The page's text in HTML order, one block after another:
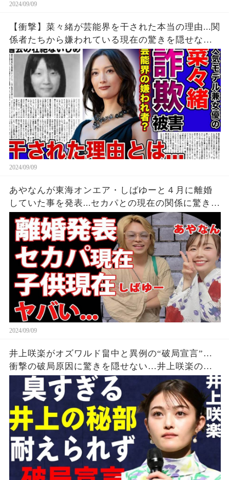
2024/09/09
【衝撃】菜々緒が芸能界を干された本当の理由...関
係者たちから嫌われている現在の驚きを隠せな
い！！詐欺被害にまで遭っている衝撃の現在...過去
の壮絶ないじめに一同驚愕！！
2024/09/09
あやなんが東海オンエア・しばゆーと４月に離婚
していた事を発表...セカパとの現在の関係に驚きを
隠せない...『しばゆー＆あやなん』夫婦の精神崩壊
した現在がヤバい...
2024/09/09
井上咲楽がオズワルド畠中と異例の“破局宣言”…
衝撃の破局原因に驚きを隠せない…井上咲楽の介
護生活の真相